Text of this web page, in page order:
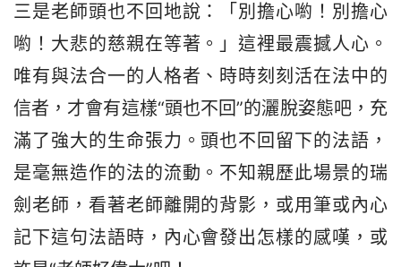
三是老師頭也不回地說：「別擔心喲！別擔心
喲！大悲的慈親在等著。」這裡最震撼人心。
唯有與法合一的人格者、時時刻刻活在法中的
信者，才會有這樣“頭也不回”的灑脫姿態吧，充
滿了強大的生命張力。頭也不回留下的法語，
是毫無造作的法的流動。不知親歷此場景的瑞
劍老師，看著老師離開的背影，或用筆或內心
記下這句法語時，內心會發出怎樣的感嘆，或